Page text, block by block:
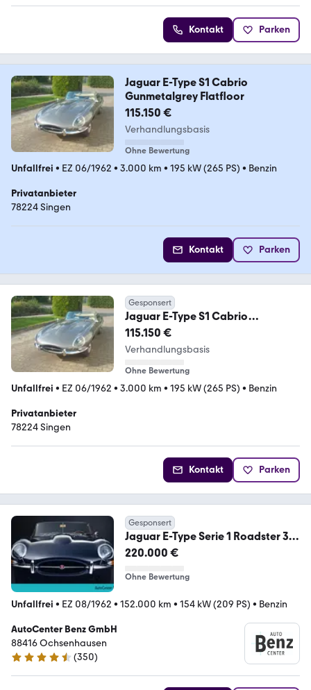
Kontakt Parken
Jaguar E-Type S1 Cabrio
Gunmetalgrey Flatfloor
115.150 €
Verhandlungsbasis
Ohne Bewertung
Unfallfrei • EZ 06/1962 • 3.000 km • 195 kW (265 PS) • Benzin
Privatanbieter
78224 Singen
Kontakt Parken
Gesponsert
Jaguar E-Type S1 Cabrio
Gunmetalgrey Flatfloor
115.150 €
Verhandlungsbasis
Ohne Bewertung
Unfallfrei • EZ 06/1962 • 3.000 km • 195 kW (265 PS) • Benzin
Privatanbieter
78224 Singen
Kontakt Parken
Gesponsert
Jaguar E-Type Serie 1 Roadster 3.8
OTS *Note 1*
220.000 €
Ohne Bewertung
Unfallfrei • EZ 08/1962 • 152.000 km • 154 kW (209 PS) • Benzin
AutoCenter Benz GmbH
88416 Ochsenhausen
4.7 Sterne
(350)